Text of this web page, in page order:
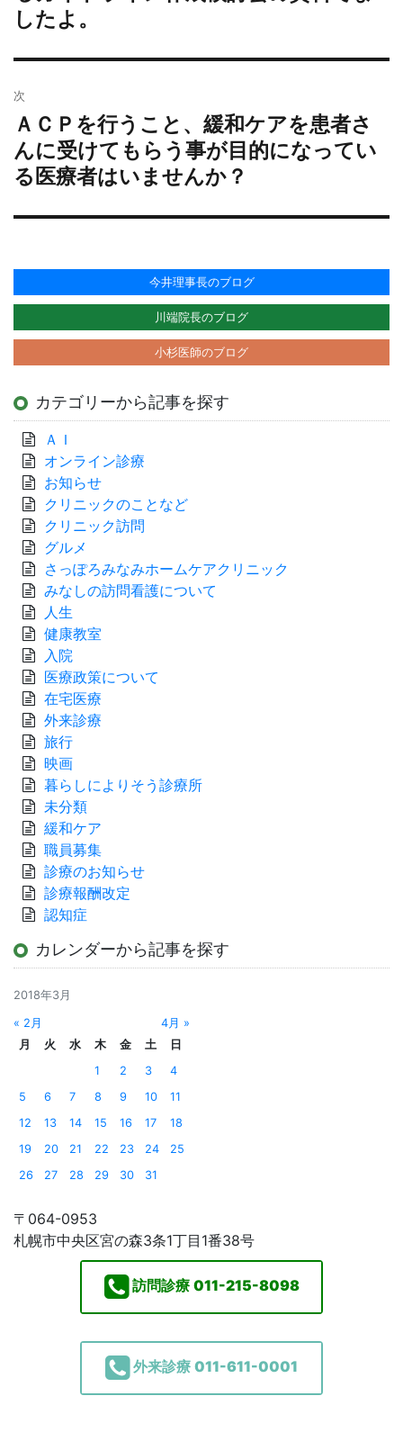
ー
ョ
ン
稿:
したよ。
次
次
の
投
稿:
ＡＣＰを行うこと、緩和ケアを患者さ
んに受けてもらう事が目的になってい
る医療者はいませんか？
今井理事長のブログ
川端院長のブログ
小杉医師のブログ
カテゴリーから記事を探す
ＡＩ
オンライン診療
お知らせ
クリニックのことなど
クリニック訪問
グルメ
さっぽろみなみホームケアクリニック
みなしの訪問看護について
人生
健康教室
入院
医療政策について
在宅医療
外来診療
旅行
映画
暮らしによりそう診療所
未分類
緩和ケア
職員募集
診療のお知らせ
診療報酬改定
認知症
カレンダーから記事を探す
2018年3月
« 2月
4月 »
月
火 水 木 金 土
日
1
2 3
4
5
6 7 8 9 10
11
12
13 14 15 16 17
18
19
20 21 22 23 24
25
26
27 28 29 30 31
〒064-0953
札幌市中央区宮の森3条1丁目1番38号
訪問診療 011-215-8098
外来診療 011-611-0001